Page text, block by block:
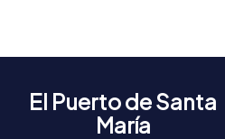
El Puerto de Santa
María